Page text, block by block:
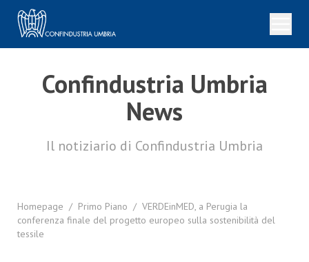
Confindustria Umbria
News
Il notiziario di Confindustria Umbria
Homepage / Primo Piano / VERDEinMED, a Perugia la
conferenza finale del progetto europeo sulla sostenibilità del
tessile